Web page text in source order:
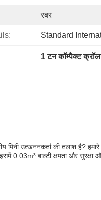
रबर
Standard
1 टन कॉम्पैक्ट
मिनी उत्खननकर्ता की तलाश है?
0.03m³ बाल्टी क्षमता और